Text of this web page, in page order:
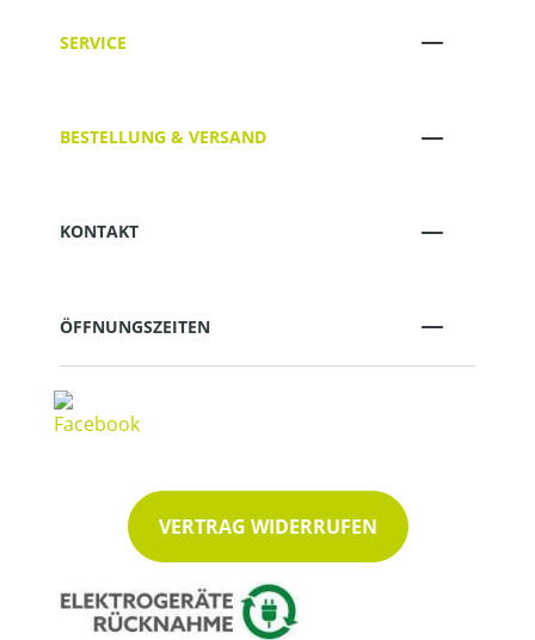
SERVICE
BESTELLUNG & VERSAND
KONTAKT
ÖFFNUNGSZEITEN
VERTRAG WIDERRUFEN